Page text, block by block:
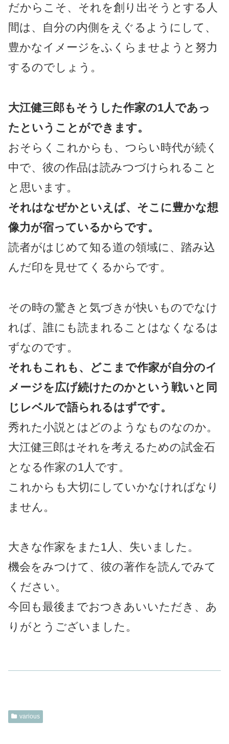
だからこそ、それを創り出そうとする人
間は、自分の内側をえぐるようにして、
豊かなイメージをふくらませようと努力
するのでしょう。
大江健三郎もそうした作家の1人であっ
たということができます。
おそらくこれからも、つらい時代が続く
中で、彼の作品は読みつづけられること
と思います。
それはなぜかといえば、そこに豊かな想
像力が宿っているからです。
読者がはじめて知る道の領域に、踏み込
んだ印を見せてくるからです。
その時の驚きと気づきが快いものでなけ
れば、誰にも読まれることはなくなるは
ずなのです。
それもこれも、どこまで作家が自分のイ
メージを広げ続けたのかという戦いと同
じレベルで語られるはずです。
秀れた小説とはどのようなものなのか。
大江健三郎はそれを考えるための試金石
となる作家の1人です。
これからも大切にしていかなければなり
ません。
大きな作家をまた1人、失いました。
機会をみつけて、彼の著作を読んでみて
ください。
今回も最後までおつきあいいただき、あ
りがとうございました。
various